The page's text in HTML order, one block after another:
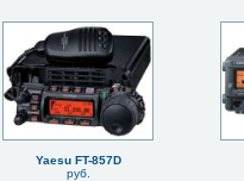
Yaesu FT-857D
руб.